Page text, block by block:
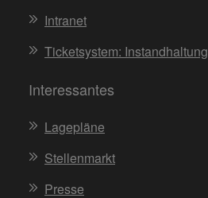
Intranet
Ticketsystem: Instandhaltung
Interessantes
Lagepläne
Stellenmarkt
Presse